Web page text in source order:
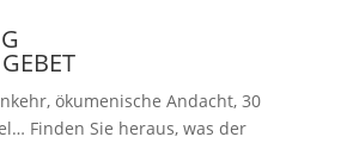
ökumenische Andacht, 30
Finden Sie heraus, was der